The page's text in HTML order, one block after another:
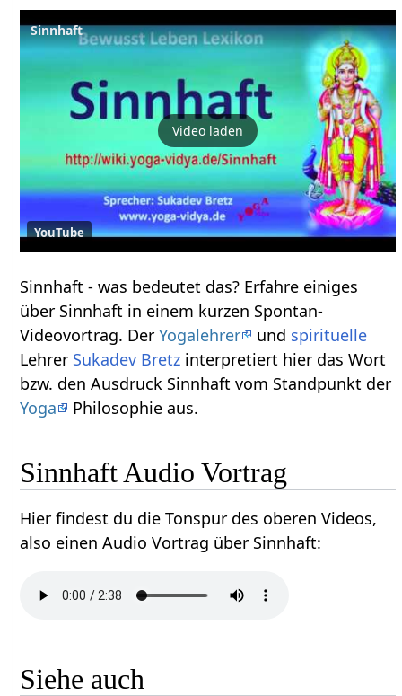
Sinnhaft
Video laden
YouTube
Sinnhaft‏‎ - was bedeutet das? Erfahre einiges
über Sinnhaft‏‎ in einem kurzen Spontan-
Videovortrag. DerYogalehrer und spirituelle
Lehrer Sukadev Bretz interpretiert hier das Wort
bzw. den Ausdruck Sinnhaft‏‎ vom Standpunkt der
Yoga
Philosophie aus.
Sinnhaft‏‎ Audio Vortrag
Hier findest du die Tonspur des oberen Videos,
also einen Audio Vortrag über Sinnhaft‏‎:
Siehe auch